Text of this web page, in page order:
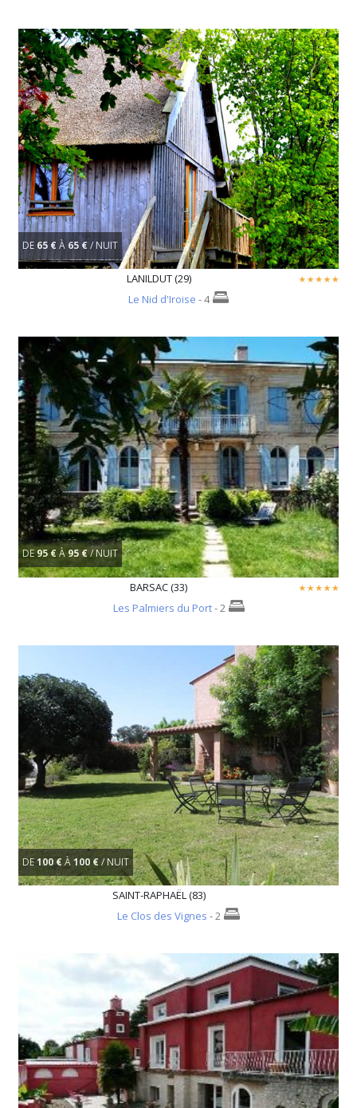
DE 65 € À 65 €/ NUIT
LANILDUT (29)
Le Nid d'Iroise - 4
DE95 €À95 €/ NUIT
BARSAC (33)
Les Palmiers du Port- 2
DE100 €À100 €/ NUIT
SAINT-RAPHAËL (83)
Le Clos des Vignes - 2